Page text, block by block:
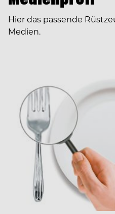
Hier das passende
Medien.